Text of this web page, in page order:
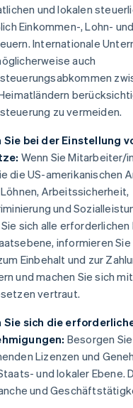
und lokalen
Einkommen-, Lohn- und
Internationale
auch
zu vermeiden.
Sie bei der Einstellung
Wenn Sie Mitarbeiter/
die US-amerikanischen
Arbeitssicherheit,
und
sich alle erforderlichen
informieren Sie
Einbehalt und zur
und machen Sie sich
vertraut.
Sie sich die
Besorgen
Lizenzen und
und lokaler Ebene.
und